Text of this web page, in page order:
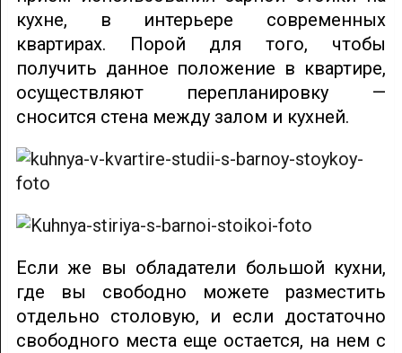
кухне, в интерьере современных
квартирах. Порой для того, чтобы
получить данное положение в квартире,
осуществляют перепланировку —
сносится стена между залом и кухней.
Если же вы обладатели большой кухни,
где вы свободно можете разместить
отдельно столовую, и если достаточно
свободного места еще остается, на нем с